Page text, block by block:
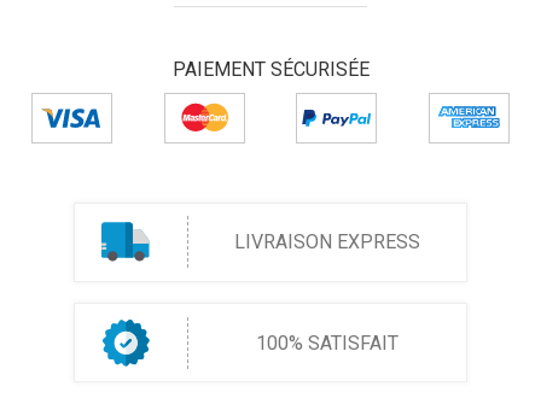
PAIEMENT SÉCURISÉE
LIVRAISON EXPRESS
100% SATISFAIT